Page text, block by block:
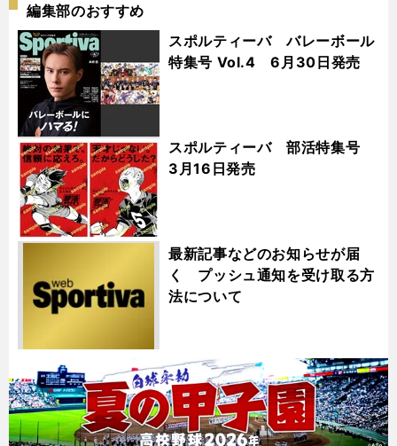
編集部のおすすめ
スポルティーバ バレーボール
特集号 Vol.4 6月30日発売
スポルティーバ 部活特集号
3月16日発売
最新記事などのお知らせが届
く プッシュ通知を受け取る方
法について